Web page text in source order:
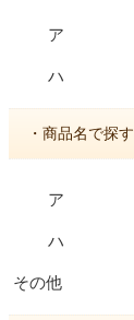
ア
ハ
・商品名で探す
ア
ハ
その他